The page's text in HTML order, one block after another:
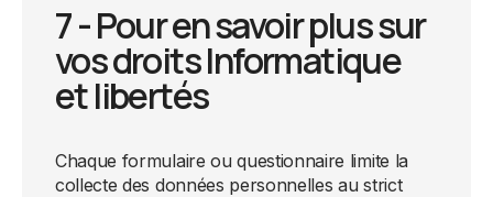
7 - Pour en savoir plus sur
vos droits Informatique
et libertés
Chaque formulaire ou questionnaire limite la
collecte des données personnelles au strict